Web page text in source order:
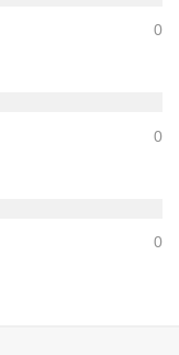
0
0
0